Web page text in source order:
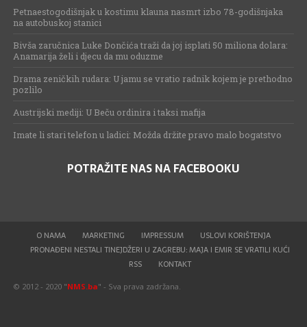
Petnaestogodišnjak u kostimu klauna nasmrt izbo 78-godišnjaka
na autobuskoj stanici
Bivša zaručnica Luke Dončića traži da joj isplati 50 miliona dolara:
Anamarija želi i djecu da mu oduzme
Drama zeničkih rudara: U jamu se vratio radnik kojem je prethodno
pozlilo
Austrijski mediji: U Beču ordinira i taksi mafija
Imate li stari telefon u ladici: Možda držite pravo malo bogatstvo
POTRAŽITE NAS NA FACEBOOKU
O NAMA MARKETING IMPRESSUM
USLOVI KORIŠTENJA
PRONAĐENI NESTALI TINEJDŽERI U ZAGREBU: MAJA I EMIR SE VRATILI KUĆI
RSS
KONTAKT
© 2012 - 2020 "NMS.ba" - Sva prava zadržana.